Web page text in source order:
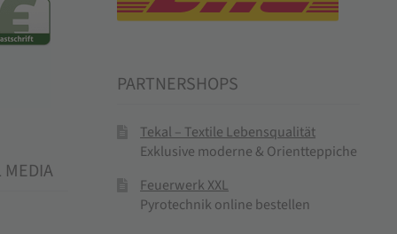
MEDIA
PARTNERSHOPS
Tekal – Textile Lebensqualität
Exklusive moderne & Orientteppiche
Feuerwerk XXL
Pyrotechnik online bestellen